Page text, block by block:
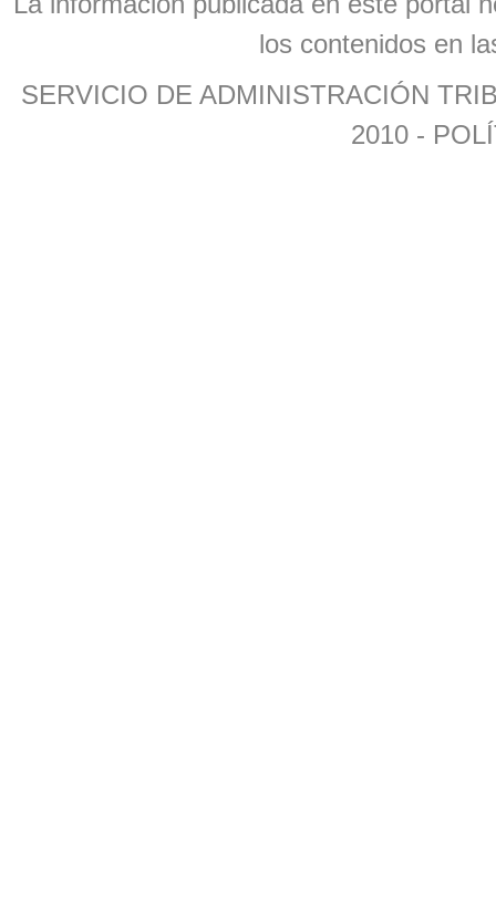
los contenidos en
SERVICIO DE ADMINISTRACIÓN
2010 -